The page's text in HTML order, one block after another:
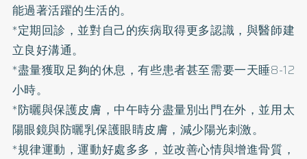
能過著活躍的生活的。
*定期回診，並對自己的疾病取得更多認識，與醫師建
立良好溝通。
*盡量獲取足夠的休息，有些患者甚至需要一天睡8-12
小時。
*防曬與保護皮膚，中午時分盡量別出門在外，並用太
陽眼鏡與防曬乳保護眼睛皮膚，減少陽光刺激。
*規律運動，運動好處多多，並改善心情與增進骨質，